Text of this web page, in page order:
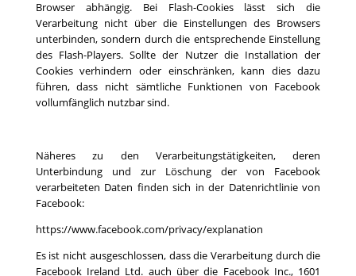
Browser abhängig. Bei Flash-Cookies lässt sich die
Verarbeitung nicht über die Einstellungen des Browsers
unterbinden, sondern durch die entsprechende Einstellung
des Flash-Players. Sollte der Nutzer die Installation der
Cookies verhindern oder einschränken, kann dies dazu
führen, dass nicht sämtliche Funktionen von Facebook
vollumfänglich nutzbar sind.
Näheres zu den Verarbeitungstätigkeiten, deren
Unterbindung und zur Löschung der von Facebook
verarbeiteten Daten finden sich in der Datenrichtlinie von
Facebook:
https://www.facebook.com/privacy/explanation
Es ist nicht ausgeschlossen, dass die Verarbeitung durch die
Facebook Ireland Ltd. auch über die Facebook Inc., 1601